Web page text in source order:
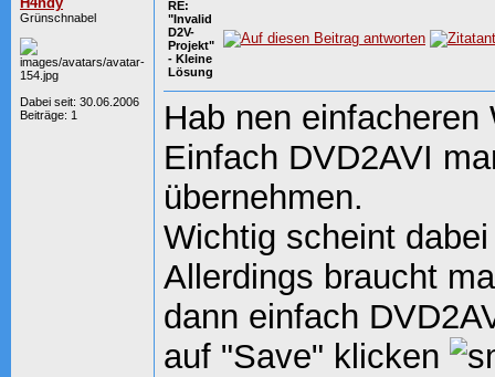
Grünschnabel
Dabei seit: 30.06.2006
Beiträge: 1
RE:
"Invalid
D2V-
Projekt"
- Kleine
Lösung
Hab nen einfacheren
Einfach DVD2AVI
übernehmen.
Wichtig scheint
Allerdings braucht
dann einfach
auf "Save" klicken